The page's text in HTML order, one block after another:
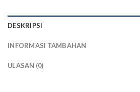
DESKRIPSI
INFORMASI TAMBAHAN
ULASAN (0)